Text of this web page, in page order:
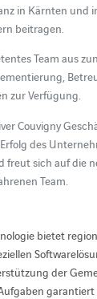
in Kärnten und
beitragen.
Team aus
zur Verfügung.
Couvigny
des
sich auf die
Team.
bietet
der